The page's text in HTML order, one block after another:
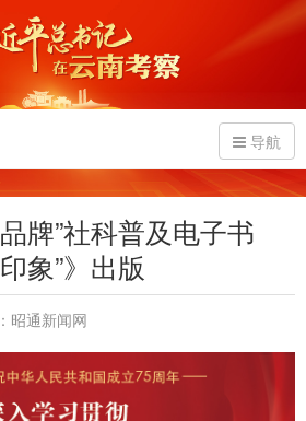
导航
牌”社科普及电子书
象”》出版
昭通新闻网